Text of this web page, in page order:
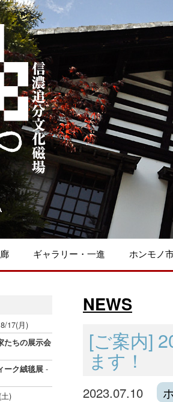
ギャラリー・一進 ホンモノ
NEWS
[ご案内]
ます！
2023.07.10
17(月)
たちの展示会
ーク絨毯展 -
)